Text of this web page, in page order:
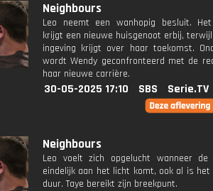
Neighbours
Leo neemt een wanhopig besluit.
krijgt een nieuwe huisgenoot erbij,
ingeving krijgt over haar toekomst.
wordt Wendy geconfronteerd met de
haar nieuwe carrière.
30-05-2025 17:10 SBS Serie.TV
Neighbours
Leo voelt zich opgelucht wanneer de
eindelijk aan het licht komt, ook al is
duur. Taye bereikt zijn breekpunt.